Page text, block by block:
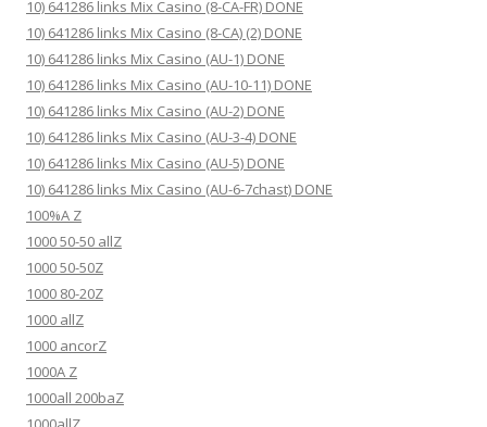
10) 641286 links Mix Casino (8-CA-FR) DONE
10) 641286 links Mix Casino (8-CA) (2) DONE
10) 641286 links Mix Casino (AU-1) DONE
10) 641286 links Mix Casino (AU-10-11) DONE
10) 641286 links Mix Casino (AU-2) DONE
10) 641286 links Mix Casino (AU-3-4) DONE
10) 641286 links Mix Casino (AU-5) DONE
10) 641286 links Mix Casino (AU-6-7chast) DONE
100%A Z
1000 50-50 allZ
1000 50-50Z
1000 80-20Z
1000 allZ
1000 ancorZ
1000A Z
1000all 200baZ